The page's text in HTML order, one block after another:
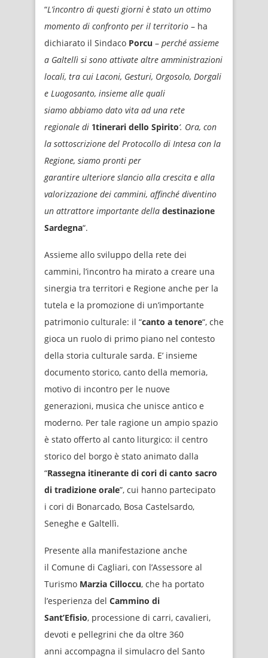
“L’incontro di questi giorni è stato un ottimo
momento di confronto per il territorio – ha
dichiarato il Sindaco Porcu – perché assieme
a Galtellì si sono attivate altre amministrazioni
locali, tra cui Laconi, Gesturi, Orgosolo, Dorgali
e Luogosanto, insieme alle quali
siamo abbiamo dato vita ad una rete
regionale di ‘Itinerari dello Spirito‘. Ora, con
la sottoscrizione del Protocollo di Intesa con la
Regione, siamo pronti per
garantire ulteriore slancio alla crescita e alla
valorizzazione dei cammini, affinché diventino
un attrattore importante della destinazione
Sardegna“.
Assieme allo sviluppo della rete dei
cammini, l’incontro ha mirato a creare una
sinergia tra territori e Regione anche per la
tutela e la promozione di un’importante
patrimonio culturale: il “canto a tenore“, che
gioca un ruolo di primo piano nel contesto
della storia culturale sarda. E’ insieme
documento storico, canto della memoria,
motivo di incontro per le nuove
generazioni, musica che unisce antico e
moderno. Per tale ragione un ampio spazio
è stato offerto al canto liturgico: il centro
storico del borgo è stato animato dalla
“Rassegna itinerante di cori di canto sacro
di tradizione orale”, cui hanno partecipato
i cori di Bonarcado, Bosa Castelsardo,
Seneghe e Galtellì.
Presente alla manifestazione anche
il Comune di Cagliari, con l’Assessore al
Turismo Marzia Cilloccu, che ha portato
l’esperienza del Cammino di
Sant’Efisio, processione di carri, cavalieri,
devoti e pellegrini che da oltre 360
anni accompagna il simulacro del Santo